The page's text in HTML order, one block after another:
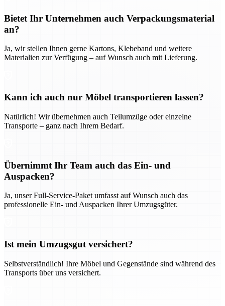
Bietet Ihr Unternehmen auch Verpackungsmaterial
an?
Ja, wir stellen Ihnen gerne Kartons, Klebeband und weitere
Materialien zur Verfügung – auf Wunsch auch mit Lieferung.
Kann ich auch nur Möbel transportieren lassen?
Natürlich! Wir übernehmen auch Teilumzüge oder einzelne
Transporte – ganz nach Ihrem Bedarf.
Übernimmt Ihr Team auch das Ein- und
Auspacken?
Ja, unser Full-Service-Paket umfasst auf Wunsch auch das
professionelle Ein- und Auspacken Ihrer Umzugsgüter.
Ist mein Umzugsgut versichert?
Selbstverständlich! Ihre Möbel und Gegenstände sind während des
Transports über uns versichert.